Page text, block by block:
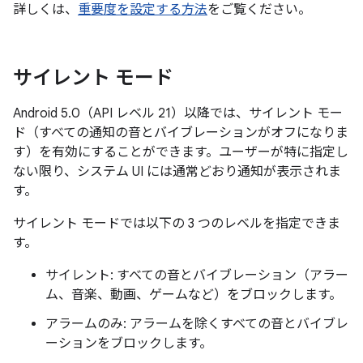
詳しくは、 重要度を設定する方法をご覧ください。
サイレント モード
Android 5.0（API レベル 21）以降では、サイレント モー
ド （すべての通知の音とバイブレーションがオフになりま
す）を有効にすることができます。ユーザーが特に指定し
ない限り、システム UI には通常どおり通知が表示されま
す。
サイレント モードでは以下の 3 つのレベルを指定できま
す。
サイレント: すべての音とバイブレーション（アラー
ム、音楽、動画、ゲームなど）をブロックします。
アラームのみ: アラームを除くすべての音とバイブレ
ーションをブロックします。